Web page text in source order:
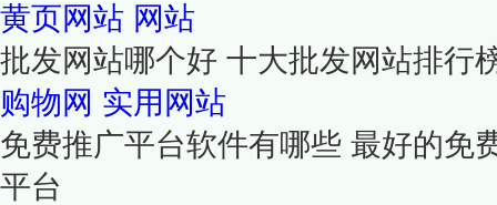
黄页网站 网站
批发网站哪个好 十大批发网站排行
购物网 实用网站
免费推广平台软件有哪些 最好的免
平台